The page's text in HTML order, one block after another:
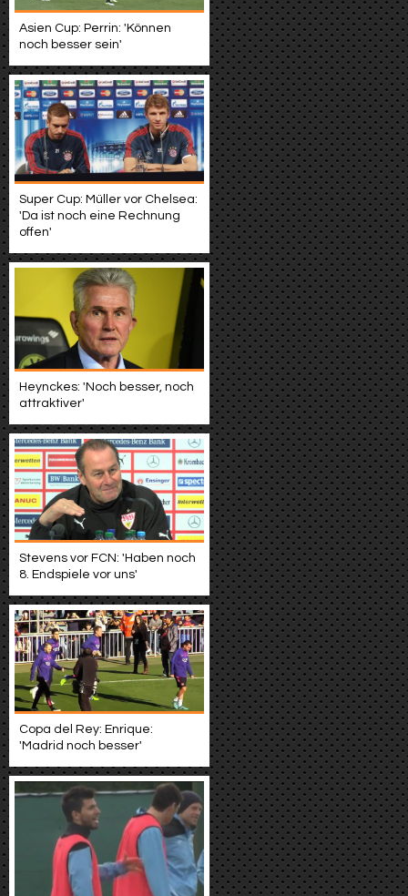
Asien Cup: Perrin: 'Können
noch besser sein'
Super Cup: Müller vor Chelsea:
'Da ist noch eine Rechnung
offen'
Heynckes: 'Noch besser, noch
attraktiver'
Stevens vor FCN: 'Haben noch
8. Endspiele vor uns'
Copa del Rey: Enrique:
'Madrid noch besser'